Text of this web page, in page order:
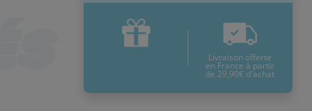
Livraison offerte
en France à partir
de 29,90€ d'achat